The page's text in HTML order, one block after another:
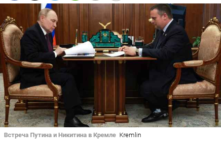
Встреча Путина и Никитина в Кремле Kremlin